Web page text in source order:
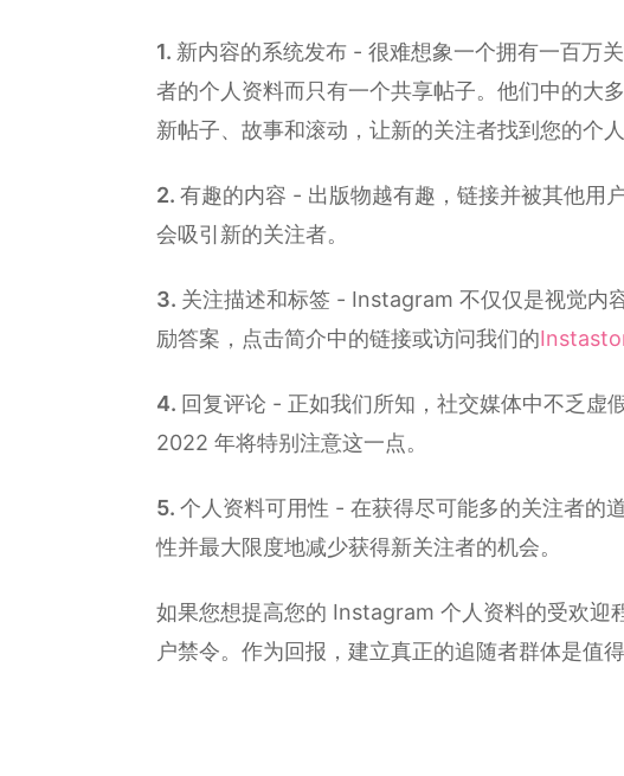
新内容的系统发布 - 很难想象一个拥有一百万
者的个人资料而只有一个共享帖子。他们中的大
新帖子、故事和滚动，让新的关注者找到您的个人
有趣的内容 - 出版物越有趣，链接并被其他用
会吸引新的关注者。
关注描述和标签 - Instagram 不仅仅是视觉内
励答案，点击简介中的链接或访问我们的
回复评论 - 正如我们所知，社交媒体中不乏虚
2022 年将特别注意这一点。
个人资料可用性 - 在获得尽可能多的关注者的
性并最大限度地减少获得新关注者的机会。
如果您想提高您的 Instagram 个人资料的受欢迎
户禁令。作为回报，建立真正的追随者群体是值